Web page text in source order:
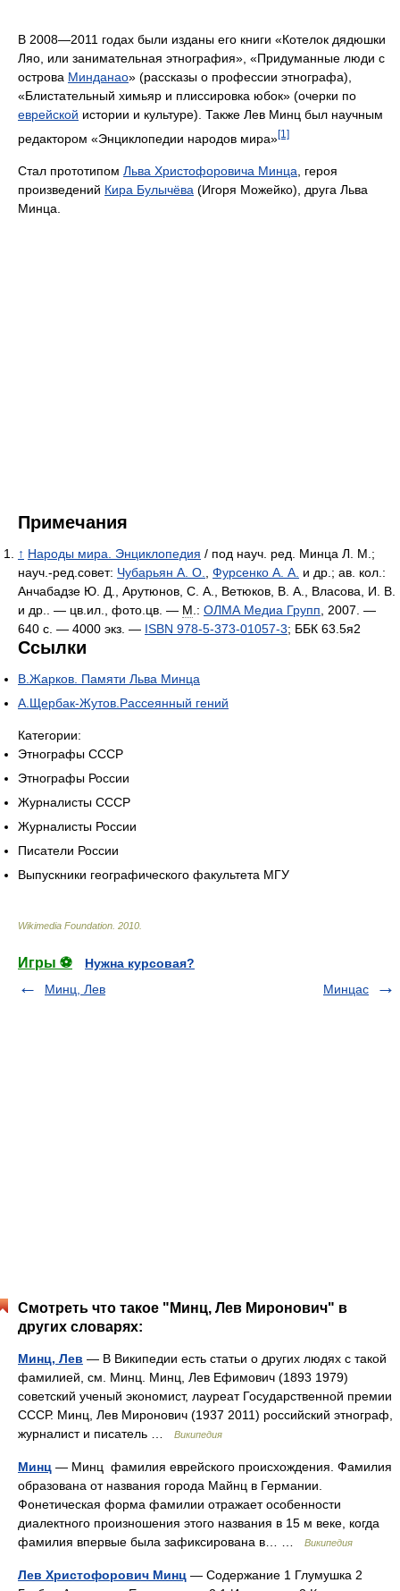
В 2008—2011 годах были изданы его книги «Котелок дядюшки
Ляо, или занимательная этнография», «Придуманные люди с
острова Минданао» (рассказы о профессии этнографа),
«Блистательный химьяр и плиссировка юбок» (очерки по
еврейской истории и культуре). Также Лев Минц был научным
редактором «Энциклопедии народов мира»[1]
Стал прототипом Льва Христофоровича Минца , героя
произведений Кира Булычёва (Игоря Можейко), друга Льва
Минца.
Примечания
↑ Народы мира. Энциклопедия / под науч. ред. Минца Л. М.;
науч.-ред.совет: Чубарьян А. О. Фурсенко А. А. и др.; ав. кол.:
Анчабадзе Ю. Д., Арутюнов, С. А., Ветюков, В. А., Власова, И. В.
и др.. — цв.ил., фото.цв. — М .: ОЛМА Медиа Групп , 2007. —
640 с. — 4000 экз. — ISBN 978-5-373-01057-3; ББК 63.5я2
Ссылки
В.Жарков. Памяти Льва Минца
А.Щербак-Жутов.Рассеянный гений
Категории:
Этнографы СССР
Этнографы России
Журналисты СССР
Журналисты России
Писатели России
Выпускники географического факультета МГУ
Wikimedia Foundation 2010
Игры ⚽
Нужна курсовая?
Минц, Лев
Минцас
Смотреть что такое "Минц, Лев Миронович" в
других словарях:
Минц, Лев — В Википедии есть статьи о других людях с такой
фамилией, см. Минц. Минц, Лев Ефимович (1893 1979)
советский ученый экономист, лауреат Государственной премии
СССР. Минц, Лев Миронович (1937 2011) российский этнограф,
журналист и писатель …
Википедия
Минц — Минц фамилия еврейского происхождения. Фамилия
образована от названия города Майнц в Германии.
Фонетическая форма фамилии отражает особенности
диалектного произношения этого названия в 15 м веке, когда
фамилия впервые была зафиксирована в… …
Википедия
Лев Христофорович Минц — Содержание 1 Глумушка 2